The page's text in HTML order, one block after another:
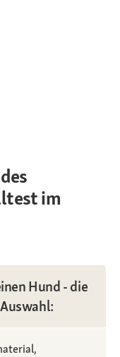
im
Hund - die